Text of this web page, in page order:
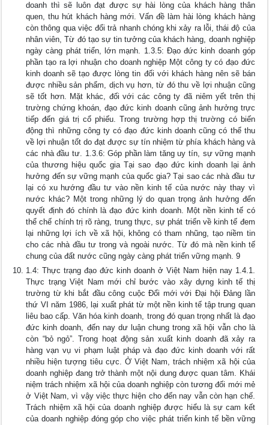
doanh thì sẽ luôn đạt được sự hài lòng của khách hàng thân
quen, thu hút khách hàng mới. Vấn đề làm hài lòng khách hàng
còn thông qua việc đổi trả nhanh chóng khi xảy ra lỗi, thái độ của
nhân viên, Từ đó tạo sự tin tưởng của khách hàng, doanh nghiệp
ngày càng phát triển, lớn mạnh. 1.3.5: Đạo đức kinh doanh góp
phần tạo ra lợi nhuận cho doanh nghiệp Một công ty có đạo đức
kinh doanh sẽ tạo được lòng tin đối với khách hàng nên sẽ bán
được nhiều sản phẩm, dịch vụ hơn, từ đó thu về lợi nhuận cũng
sẽ tốt hơn. Mặt khác, đối với các công ty đã niêm yết trên thị
trường chứng khoán, đạo đức kinh doanh cũng ảnh hưởng trực
tiếp đến giá trị cổ phiếu. Trong trường hợp thị trường có biến
động thì những công ty có đạo đức kinh doanh cũng có thể thu
về lợi nhuận tốt do đạt được sự tín nhiệm từ phía khách hàng và
các nhà đầu tư. 1.3.6: Góp phần làm tăng uy tín, sự vững mạnh
của thương hiệu quốc gia Tại sao đạo đức kinh doanh lại ảnh
hưởng đến sự vững mạnh của quốc gia? Tại sao các nhà đầu tư
lại có xu hướng đầu tư vào nền kinh tế của nước này thay vì
nước khác? Một trong những lý do quan trọng ảnh hưởng đến
quyết định đó chính là đạo đức kinh doanh. Một nền kinh tế có
thể chế chính trị rõ ràng, trung thực, sự phát triển về kinh tế đem
lại những lợi ích về xã hội, không có tham nhũng, tạo niềm tin
cho các nhà đầu tư trong và ngoài nước. Từ đó mà nền kinh tế
chung của đất nước cũng ngày càng phát triển vững mạnh. 9
1.4: Thực trạng đạo đức kinh doanh ở Việt Nam hiện nay 1.4.1.
Thực trạng Việt Nam mới chỉ bước vào xây dựng kinh tế thị
trường từ khi bắt đầu công cuộc Đổi mới với Đại hội Đảng lần
thứ VI năm 1986, lại xuất phát từ một nền kinh tế tập trung quan
liêu bao cấp. Văn hóa kinh doanh, trong đó quan trọng nhất là đạo
đức kinh doanh, đến nay dư luận chung trong xã hội vẫn cho là
còn “bỏ ngỏ”. Trong hoạt động sản xuất kinh doanh đã xảy ra
hàng vạn vụ vi phạm luật pháp và đạo đức kinh doanh với rất
nhiều hiện tượng tiêu cực. Ở Việt Nam, trách nhiệm xã hội của
doanh nghiệp đang trở thành một nội dung được quan tâm. Khái
niệm trách nhiệm xã hội của doanh nghiệp còn tương đối mới mẻ
ở Việt Nam, vì vậy việc thực hiện cho đến nay vẫn còn hạn chế.
Trách nhiệm xã hội của doanh nghiệp được hiểu là sự cam kết
của doanh nghiệp đóng góp cho việc phát triển kinh tế bền vững